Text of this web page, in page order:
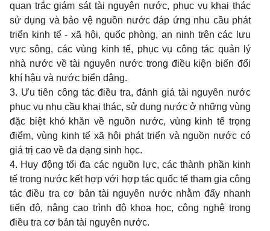
quan trắc giám sát tài nguyên nước, phục vụ khai thác
sử dụng và bảo vệ nguồn nước đáp ứng nhu cầu phát
triển kinh tế - xã hội, quốc phòng, an ninh trên các lưu
vực sông, các vùng kinh tế, phục vụ công tác quản lý
nhà nước về tài nguyên nước trong điều kiện biến đổi
khí hậu và nước biển dâng.
3. Ưu tiên công tác điều tra, đánh giá tài nguyên nước
phục vụ nhu cầu khai thác, sử dụng nước ở những vùng
đặc biệt khó khăn về nguồn nước, vùng kinh tế trọng
điểm, vùng kinh tế xã hội phát triển và nguồn nước có
giá trị cao về đa dạng sinh học.
4. Huy động tối đa các nguồn lực, các thành phần kinh
tế trong nước kết hợp với hợp tác quốc tế tham gia công
tác điều tra cơ bản tài nguyên nước nhằm đẩy nhanh
tiến độ, nâng cao trình độ khoa học, công nghệ trong
điều tra cơ bản tài nguyên nước.